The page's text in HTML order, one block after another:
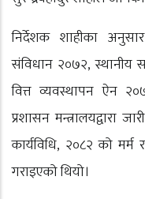
निर्देशक शाहीका
संविधान २०७२, स्थानीय
वित्त व्यवस्थापन ऐन
प्रशासन मन्त्रालयद्वारा
कार्यविधि, २०८२ को
गराइएको थियो।